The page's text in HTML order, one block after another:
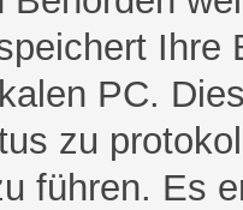
Ihre
PC.
zu
führen. Es